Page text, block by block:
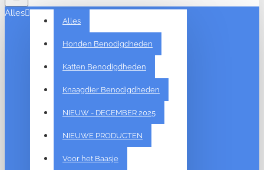
Alles
Alles
Honden Benodigdheden
Katten Benodigdheden
Knaagdier Benodigdheden
NIEUW - DECEMBER 2025
NIEUWE PRODUCTEN
Voor het Baasje